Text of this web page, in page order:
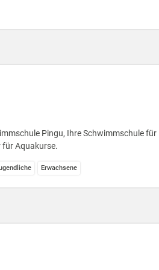
Pingu, Ihre Schwimmschule für
für Aquakurse.
Erwachsene